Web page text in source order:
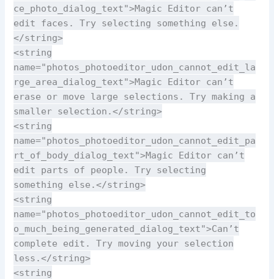
ce_photo_dialog_text">Magic Editor can’t
edit faces. Try selecting something else.
</string>
<string
name="photos_photoeditor_udon_cannot_edit_la
rge_area_dialog_text">Magic Editor can’t
erase or move large selections. Try making a
smaller selection.</string>
<string
name="photos_photoeditor_udon_cannot_edit_pa
rt_of_body_dialog_text">Magic Editor can’t
edit parts of people. Try selecting
something else.</string>
<string
name="photos_photoeditor_udon_cannot_edit_to
o_much_being_generated_dialog_text">Can’t
complete edit. Try moving your selection
less.</string>
<string